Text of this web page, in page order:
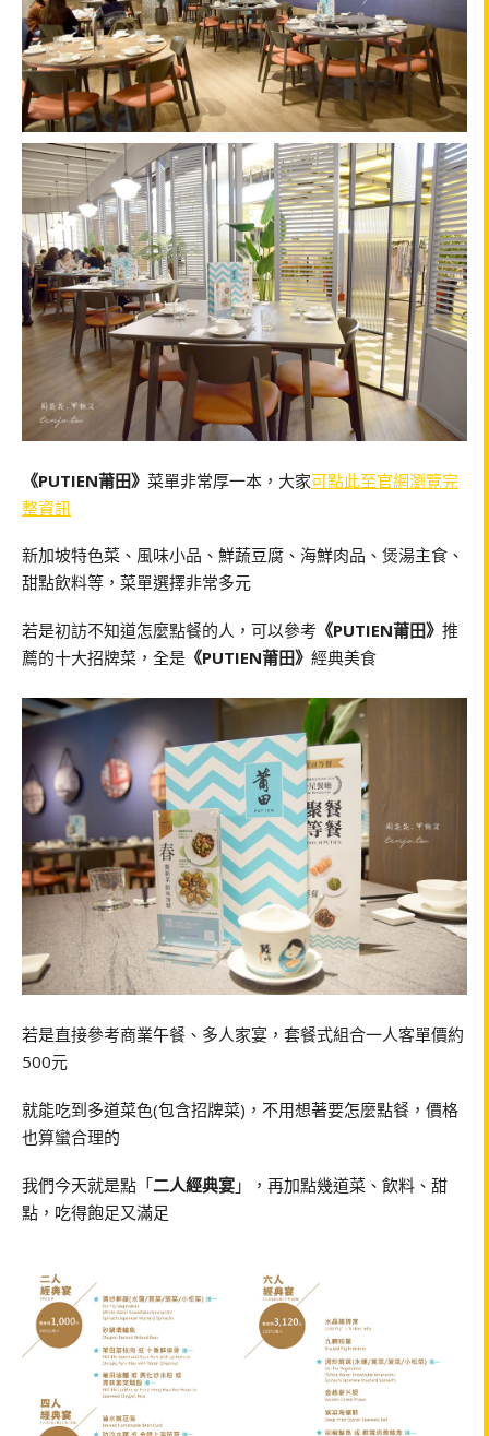
《PUTIEN莆田》 菜單非常厚一本，大家可點此至官網瀏覽完
整資訊
新加坡特色菜、風味小品、鮮蔬豆腐、海鮮肉品、煲湯主食、
甜點飲料等，菜單選擇非常多元
若是初訪不知道怎麼點餐的人，可以參考 《PUTIEN莆田》 推
薦的十大招牌菜，全是 《PUTIEN莆田》 經典美食
若是直接參考商業午餐、多人家宴，套餐式組合一人客單價約
500元
就能吃到多道菜色(包含招牌菜)，不用想著要怎麼點餐，價格
也算蠻合理的
我們今天就是點「二人經典宴 」，再加點幾道菜、飲料、甜
點，吃得飽足又滿足